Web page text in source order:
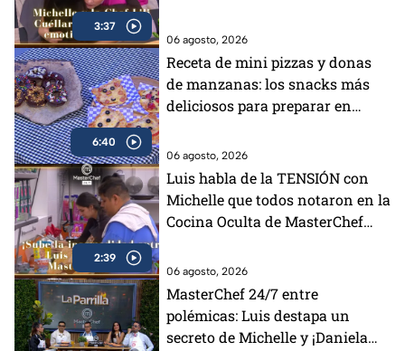
3:37
06 agosto, 2026
6:40
Receta de mini pizzas y donas
de manzanas: los snacks más
deliciosos para preparar en
06 agosto, 2026
2:39
Luis habla de la TENSIÓN con
Michelle que todos notaron en la
Cocina Oculta de MasterChef
06 agosto, 2026
MasterChef 24/7 entre
polémicas: Luis destapa un
secreto de Michelle y ¡Daniela